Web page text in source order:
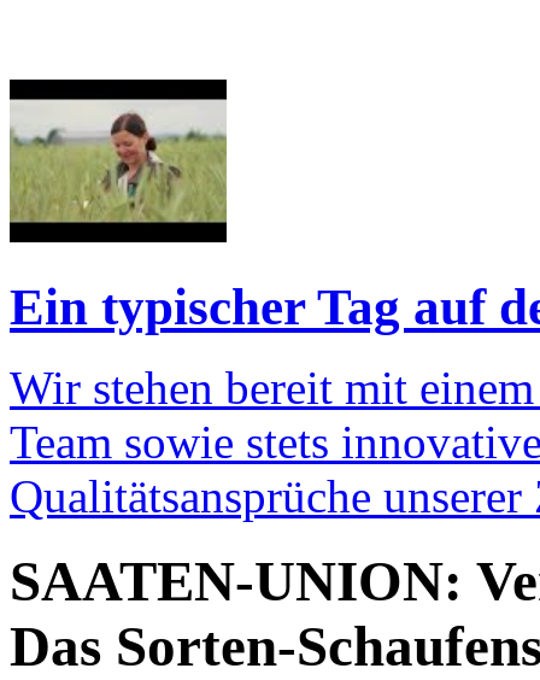
Ein typischer Tag auf
Wir stehen bereit mit
Team sowie stets
Qualitätsansprüche
SAATEN-UNION:
Das Sorten-